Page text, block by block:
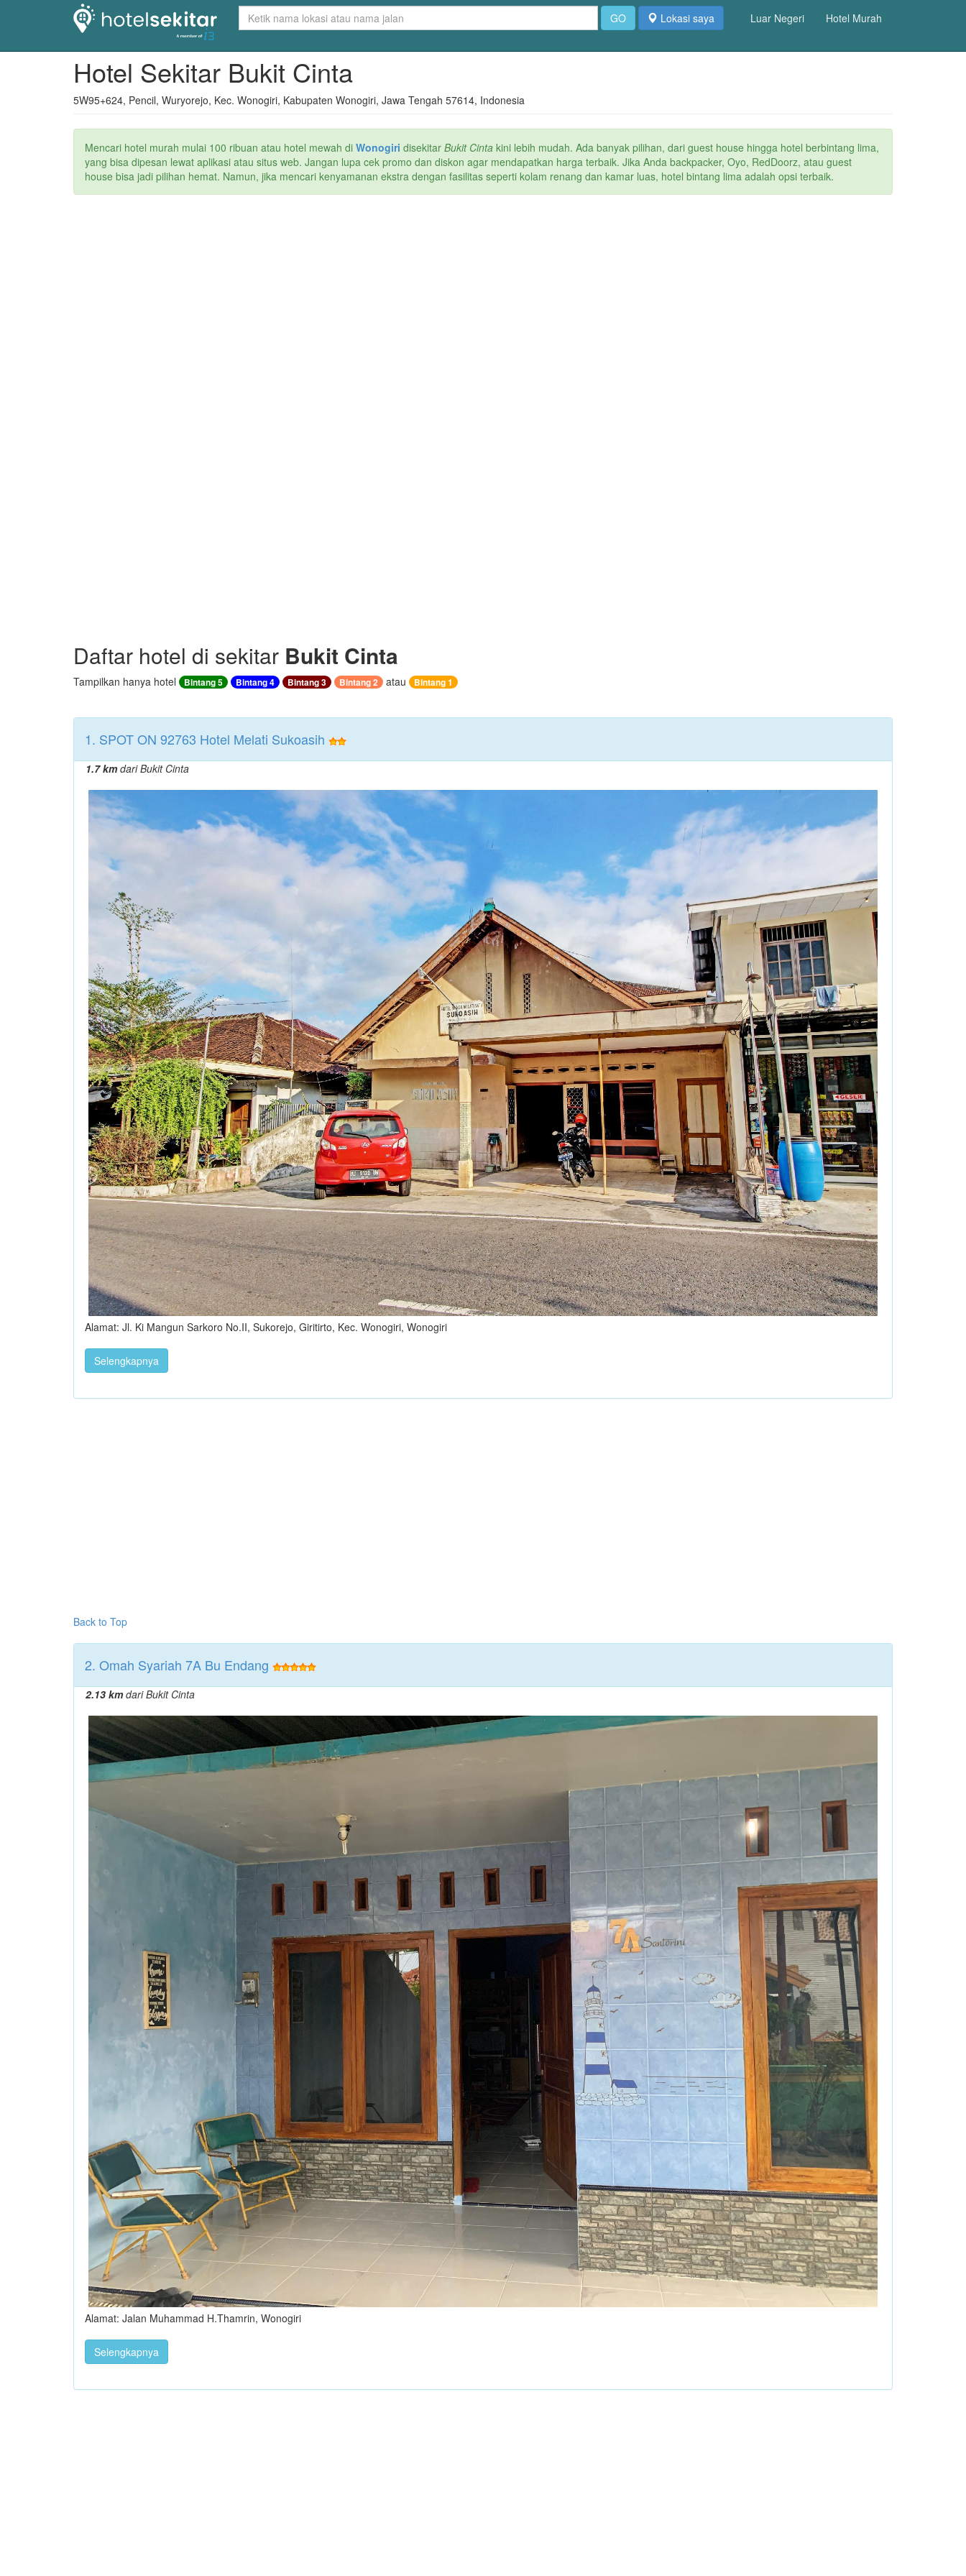
GO Lokasi saya Luar Negeri Hotel Murah
Hotel Sekitar Bukit Cinta
5W95+624, Pencil, Wuryorejo, Kec. Wonogiri, Kabupaten Wonogiri, Jawa Tengah 57614, Indonesia
Mencari hotel murah mulai 100 ribuan atau hotel mewah di Wonogiri disekitar Bukit Cinta kini lebih mudah. Ada banyak pilihan, dari guest house hingga hotel berbintang lima,
yang bisa dipesan lewat aplikasi atau situs web. Jangan lupa cek promo dan diskon agar mendapatkan harga terbaik. Jika Anda backpacker, Oyo, RedDoorz, atau guest
house bisa jadi pilihan hemat. Namun, jika mencari kenyamanan ekstra dengan fasilitas seperti kolam renang dan kamar luas, hotel bintang lima adalah opsi terbaik.
Daftar hotel di sekitar Bukit Cinta
Tampilkan hanya hotel Bintang 5 Bintang 4 Bintang 3 Bintang 2 atau Bintang 1
1. SPOT ON 92763 Hotel Melati Sukoasih
1.7 kmdari Bukit Cinta
Alamat: Jl. Ki Mangun Sarkoro No.II, Sukorejo, Giritirto, Kec. Wonogiri, Wonogiri
Selengkapnya
Back to Top
2. Omah Syariah 7A Bu Endang
2.13 kmdari Bukit Cinta
Alamat: Jalan Muhammad H.Thamrin, Wonogiri
Selengkapnya